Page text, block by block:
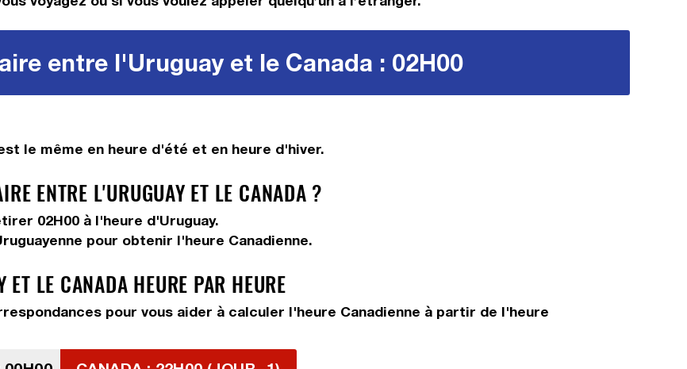
entre l'Uruguay et le Canada : 02H00
le même en heure d'été et en heure d'hiver.
ENTRE L'URUGUAY ET LE CANADA ?
02H00 à l'heure d'Uruguay.
pour obtenir l'heure Canadienne.
ET LE CANADA HEURE PAR HEURE
pour vous aider à calculer l'heure Canadienne à partir de l'heure